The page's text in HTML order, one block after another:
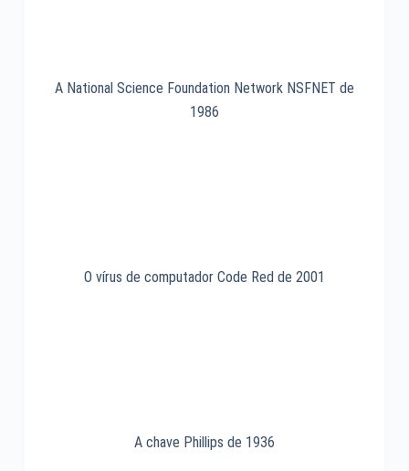
A National Science Foundation Network NSFNET de
1986
O vírus de computador Code Red de 2001
A chave Phillips de 1936